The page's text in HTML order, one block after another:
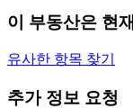
이 부동산은 현
유사한 항목 찾기
추가 정보 요청